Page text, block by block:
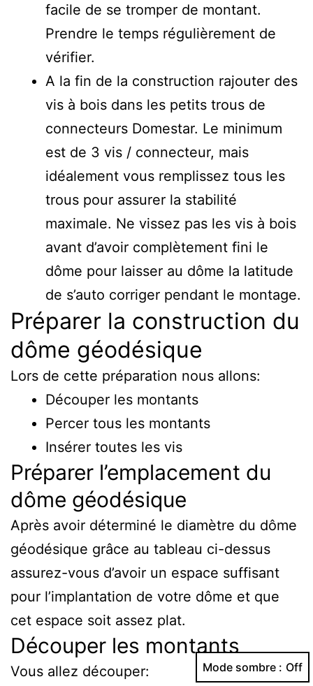
facile de se tromper de montant.
Prendre le temps régulièrement de
vérifier.
A la fin de la construction rajouter des
vis à bois dans les petits trous de
connecteurs Domestar. Le minimum
est de 3 vis / connecteur, mais
idéalement vous remplissez tous les
trous pour assurer la stabilité
maximale. Ne vissez pas les vis à bois
avant d’avoir complètement fini le
dôme pour laisser au dôme la latitude
de s’auto corriger pendant le montage.
Préparer la construction du
dôme géodésique
Lors de cette préparation nous allons:
Découper les montants
Percer tous les montants
Insérer toutes les vis
Préparer l’emplacement du
dôme géodésique
Après avoir déterminé le diamètre du dôme
géodésique grâce au tableau ci-dessus
assurez-vous d’avoir un espace suffisant
pour l’implantation de votre dôme et que
cet espace soit assez plat.
Découper les montants
Vous allez découper: Mode sombre :